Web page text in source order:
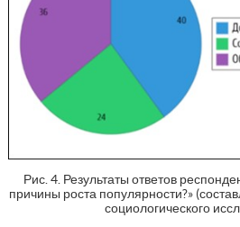
Рис. 4. Результаты ответов
причины роста популярности?»
социологического